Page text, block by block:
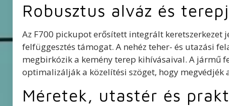
Robusztus alváz és
Az F700 pickupot erősített integrált
felfüggesztés támogat. A nehéz teher- és utazási
megbirkózik a kemény terep kihívásaival. A
optimalizálják a közelítési szöget, hogy megvédjék
Méretek, utastér és